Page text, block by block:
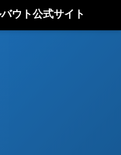
ウト公式サイト